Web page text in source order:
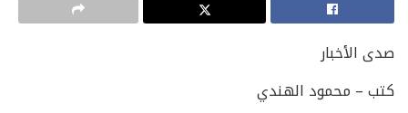
صدى الأخبار
كتب – محمود الهندي